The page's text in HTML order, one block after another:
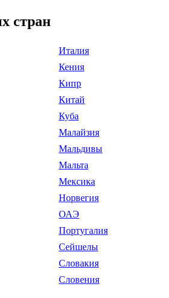
стран
Италия
Кения
Кипр
Китай
Куба
Малайзия
Мальдивы
Мальта
Мексика
Норвегия
ОАЭ
Португалия
Сейшелы
Словакия
Словения